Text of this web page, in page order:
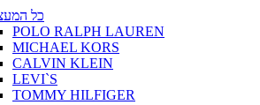
כל
POLO RALPH LAUREN
MICHAEL KORS
CALVIN KLEIN
LEVI`S
TOMMY HILFIGER